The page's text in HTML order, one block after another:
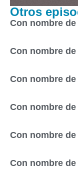
Otros
Con nombre
Con nombre
Con nombre
Con nombre
Con nombre
Con nombre